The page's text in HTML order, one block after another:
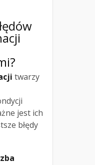
twarzy
jest ich
błędy